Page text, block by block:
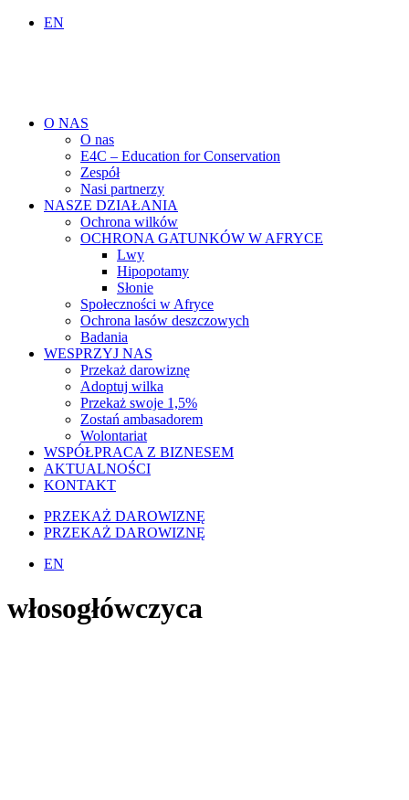
EN
O NAS
O nas
E4C – Education for Conservation
Zespół
Nasi partnerzy
NASZE DZIAŁANIA
Ochrona wilków
OCHRONA GATUNKÓW W AFRYCE
Lwy
Hipopotamy
Słonie
Społeczności w Afryce
Ochrona lasów deszczowych
Badania
WESPRZYJ NAS
Przekaż darowiznę
Adoptuj wilka
Przekaż swoje 1,5%
Zostań ambasadorem
Wolontariat
WSPÓŁPRACA Z BIZNESEM
AKTUALNOŚCI
KONTAKT
PRZEKAŻ DAROWIZNĘ
PRZEKAŻ DAROWIZNĘ
EN
włosogłówczyca